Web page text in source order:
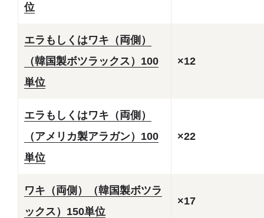
位
エラもしくはワキ（両側）
（韓国製ボツラックス）100
単位
×12
エラもしくはワキ（両側）
（アメリカ製アラガン）100
単位
×22
ワキ（両側）（韓国製ボツラ
ックス）150単位
×17